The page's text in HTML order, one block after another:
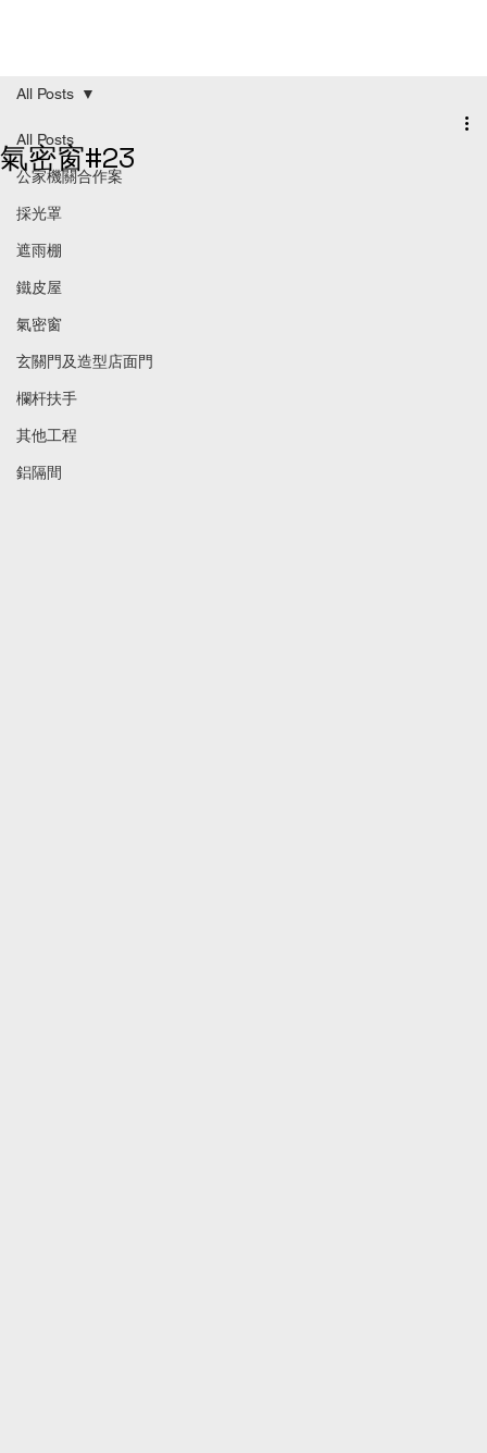
All Posts
公家機關合作案
採光罩
遮雨棚
鐵皮屋
氣密窗
玄關門及造型店面門
欄杆扶手
其他工程
鋁隔間
All Posts
氣密窗#23